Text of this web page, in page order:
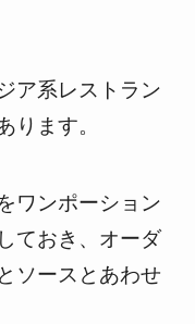
ア系レストラン
ります。
ワンポーション
ておき、オーダ
ソースとあわせ